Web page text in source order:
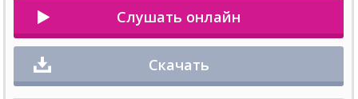
Слушать онлайн
Скачать